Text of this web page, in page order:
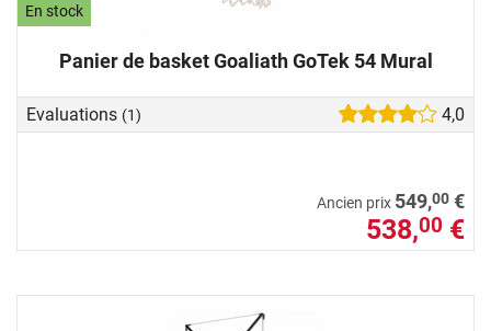
En stock
Panier de basket Goaliath GoTek 54 Mural
Evaluations (1) 4,0
Ancien prix 549,00 €
538,00 €